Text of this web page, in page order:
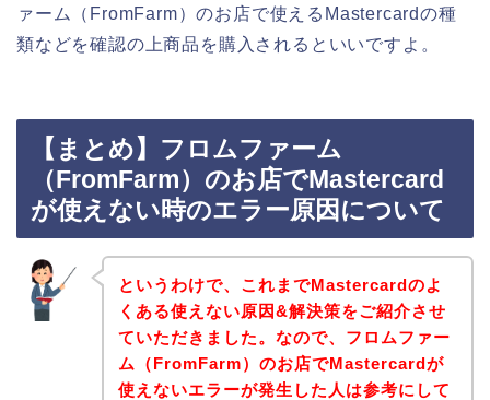
ァーム（FromFarm）のお店で使えるMastercardの種
類などを確認の上商品を購入されるといいですよ。
【まとめ】フロムファーム
（FromFarm）のお店でMastercard
が使えない時のエラー原因について
というわけで、これまでMastercardのよ
くある使えない原因&解決策をご紹介させ
ていただきました。なので、フロムファー
ム（FromFarm）のお店でMastercardが
使えないエラーが発生した人は参考にして